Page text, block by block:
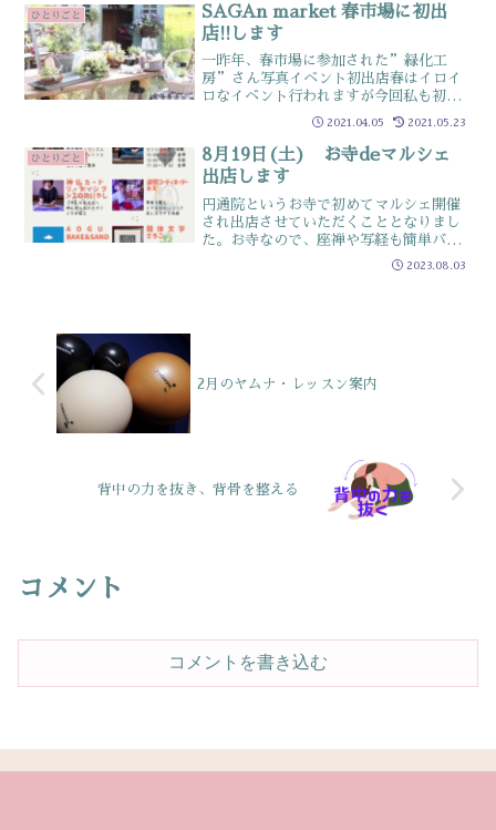
「自分の身体に効いているかどうか？」
なのです苦手・日ごろから...
ひとりごと
SAGAn market 春市場に初出
店!!します
一昨年、春市場に参加された”緑化工
房”さん写真イベント初出店春はイロイ
ロなイベント行われますが今回私も初め
て出店することになりました～市場の片
隅で、ヤムナ®利用し「骨盤調整」行い
ますヤムナ®を体験していただくこと
と、骨盤を整えるとどうなるか...
2021.04.05 2021.05.23
ひとりごと
8月19日(土) お寺deマルシェ
出店します
円通院というお寺で初めてマルシェ開催
され出店させていただくこととなりまし
た。お寺なので、座禅や写経も簡単バー
ジョンが体験できます※時間が決まって
いるのでご確認くださいタイ式ヨガルー
2023.08.03
2月のヤムナ・レッスン案内
背中の力を抜き、背骨を整える
コメント
コメントを書き込む